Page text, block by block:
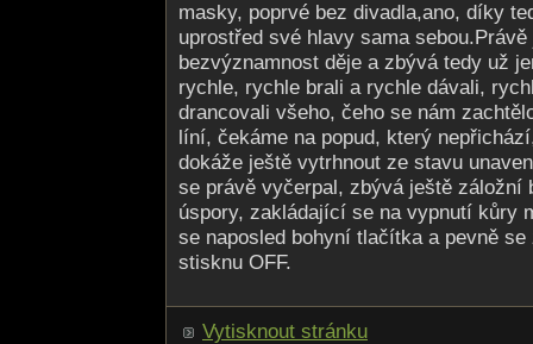
masky, poprvé bez divadla,ano, díky
uprostřed své hlavy sama
bezvýznamnost děje a zbývá tedy už
rychle, rychle brali a rychle dávali,
drancovali všeho, čeho se nám
líní, čekáme na popud, který
dokáže ještě vytrhnout ze stavu
se právě vyčerpal, zbývá ještě záložní
úspory, zakládající se na vypnutí kůry
se naposled bohyní tlačítka a pevně
stisknu OFF.
Vytisknout stránku